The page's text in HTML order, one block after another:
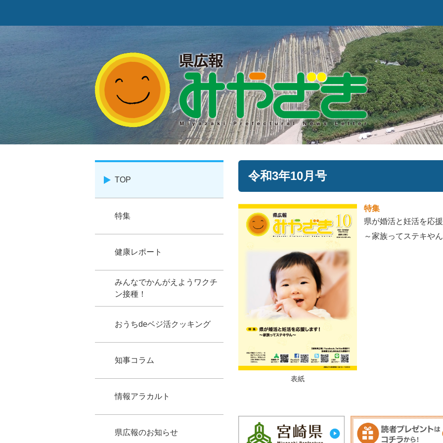
TOP
特集
健康レポート
みんなでかんがえようワクチ
ン接種！
おうちdeベジ活クッキング
知事コラム
情報アラカルト
県広報のお知らせ
令和3年10月号
表紙
特集
県が婚活と妊活を応
～家族ってステキや